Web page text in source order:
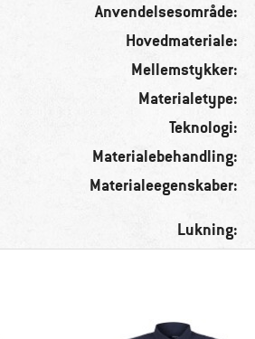
Anvendelsesområde:
Hovedmateriale:
Mellemstykker:
Materialetype:
Teknologi:
Materialebehandling:
Materialeegenskaber:
Lukning: